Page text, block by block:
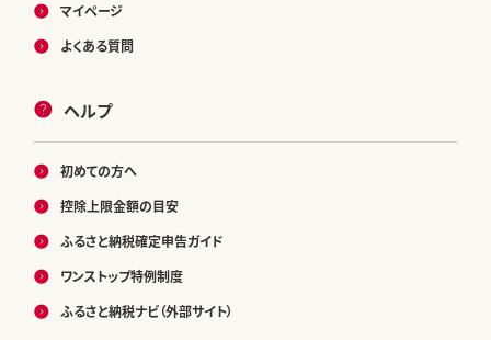
マイページ
よくある質問
ヘルプ
初めての方へ
控除上限金額の目安
ふるさと納税確定申告ガイド
ワンストップ特例制度
ふるさと納税ナビ（外部サイト）